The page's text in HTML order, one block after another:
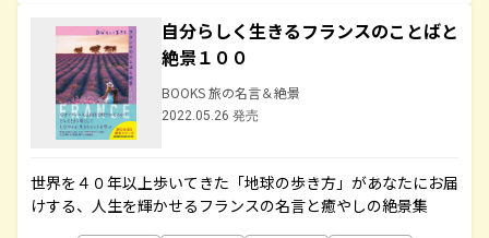
自分らしく生きるフランスのことばと
絶景１００
BOOKS 旅の名言＆絶景
2022.05.26 発売
世界を４０年以上歩いてきた「地球の歩き方」があなたにお届
けする、人生を輝かせるフランスの名言と癒やしの絶景集